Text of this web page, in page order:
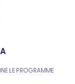
LE PROGRAMME